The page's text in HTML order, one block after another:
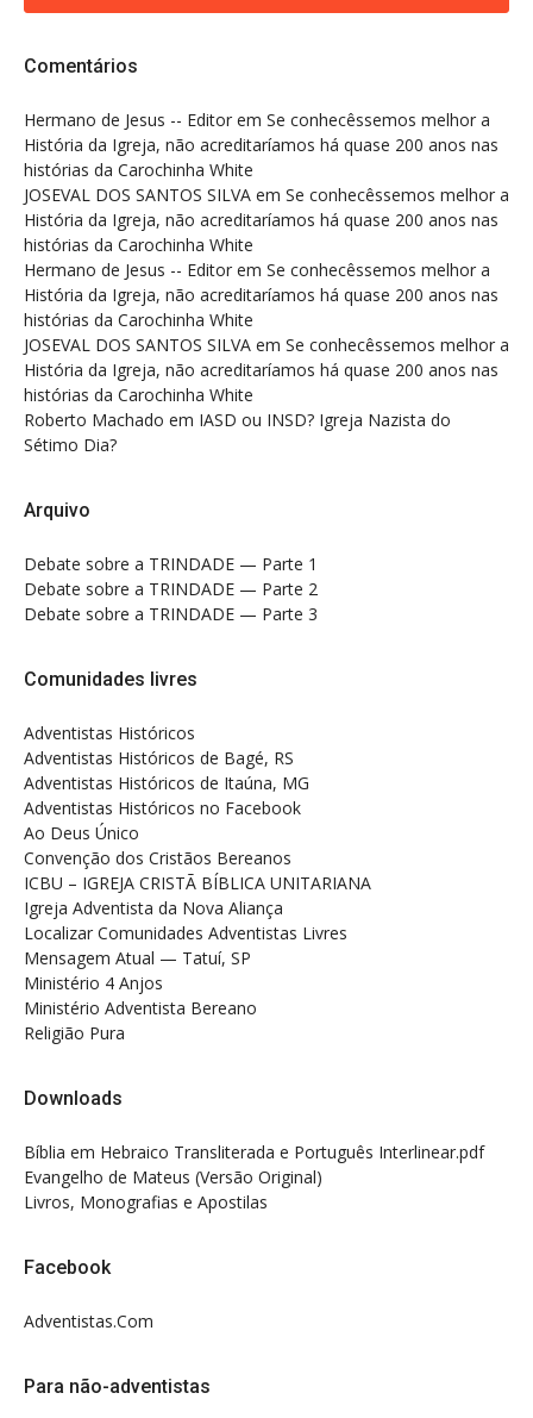
Comentários
Hermano de Jesus -- Editor em Se conhecêssemos melhor a
História da Igreja, não acreditaríamos há quase 200 anos nas
histórias da Carochinha White
JOSEVAL DOS SANTOS SILVA em Se conhecêssemos melhor a
História da Igreja, não acreditaríamos há quase 200 anos nas
histórias da Carochinha White
Hermano de Jesus -- Editor em Se conhecêssemos melhor a
História da Igreja, não acreditaríamos há quase 200 anos nas
histórias da Carochinha White
JOSEVAL DOS SANTOS SILVA em Se conhecêssemos melhor a
História da Igreja, não acreditaríamos há quase 200 anos nas
histórias da Carochinha White
Roberto Machado em IASD ou INSD? Igreja Nazista do
Sétimo Dia?
Arquivo
Debate sobre a TRINDADE — Parte 1
Debate sobre a TRINDADE — Parte 2
Debate sobre a TRINDADE — Parte 3
Comunidades livres
Adventistas Históricos
Adventistas Históricos de Bagé, RS
Adventistas Históricos de Itaúna, MG
Adventistas Históricos no Facebook
Ao Deus Único
Convenção dos Cristãos Bereanos
ICBU – IGREJA CRISTÃ BÍBLICA UNITARIANA
Igreja Adventista da Nova Aliança
Localizar Comunidades Adventistas Livres
Mensagem Atual — Tatuí, SP
Ministério 4 Anjos
Ministério Adventista Bereano
Religião Pura
Downloads
Bíblia em Hebraico Transliterada e Português Interlinear.pdf
Evangelho de Mateus (Versão Original)
Livros, Monografias e Apostilas
Facebook
Adventistas.Com
Para não-adventistas